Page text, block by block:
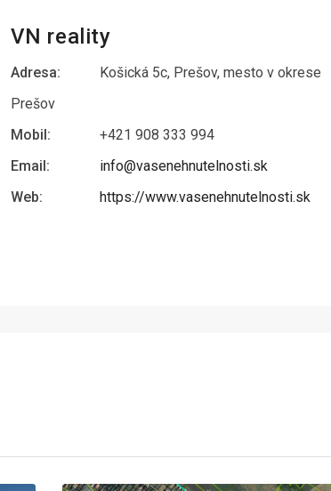
VN reality
Adresa:
Košická 5c, Prešov, mesto v okrese
Prešov
Mobil:
+421 908 333 994
Email:
info@vasenehnutelnosti.sk
Web:
https://www.vasenehnutelnosti.sk